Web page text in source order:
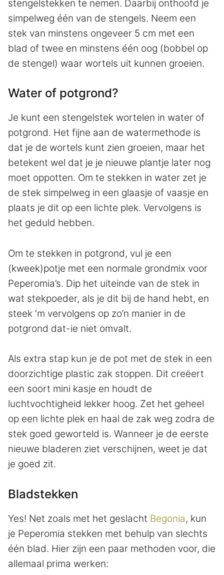
stengelstekken te nemen. Daarbij onthoofd je
simpelweg één van de stengels. Neem een
stek van minstens ongeveer 5 cm met een
blad of twee en minstens één oog (bobbel op
de stengel) waar wortels uit kunnen groeien.
Water of potgrond?
Je kunt een stengelstek wortelen in water of
potgrond. Het fijne aan de watermethode is
dat je de wortels kunt zien groeien, maar het
betekent wel dat je je nieuwe plantje later nog
moet oppotten. Om te stekken in water zet je
de stek simpelweg in een glaasje of vaasje en
plaats je dit op een lichte plek. Vervolgens is
het geduld hebben.
Om te stekken in potgrond, vul je een
(kweek)potje met een normale grondmix voor
Peperomia’s. Dip het uiteinde van de stek in
wat stekpoeder, als je dit bij de hand hebt, en
steek ‘m vervolgens op zo’n manier in de
potgrond dat-ie niet omvalt.
Als extra stap kun je de pot met de stek in een
doorzichtige plastic zak stoppen. Dit creëert
een soort mini kasje en houdt de
luchtvochtigheid lekker hoog. Zet het geheel
op een lichte plek en haal de zak weg zodra de
stek goed geworteld is. Wanneer je de eerste
nieuwe bladeren ziet verschijnen, weet je dat
je goed zit.
Bladstekken
Yes! Net zoals met het geslacht Begonia, kun
je Peperomia stekken met behulp van slechts
één blad. Hier zijn een paar methoden voor, die
allemaal prima werken: